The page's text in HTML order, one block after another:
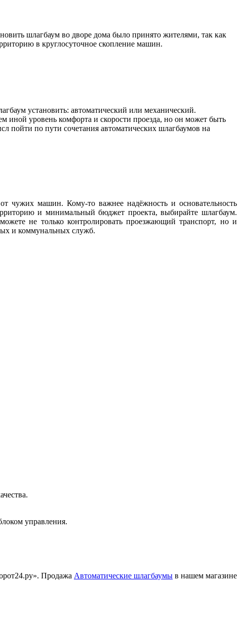
шлагбаум во дворе дома было принято жителями, так как
в круглосуточное скопление машин.
установить: автоматический или механический.
иной уровень комфорта и скорости проезда, но он может быть
пойти по пути сочетания автоматических шлагбаумов на
чужих машин. Кому-то важнее надёжность и основательность
и минимальный бюджет проекта, выбирайте шлагбаум.
не только контролировать проезжающий транспорт, но и
и коммунальных служб.
управления.
Продажа Автоматические шлагбаумы в нашем магазине